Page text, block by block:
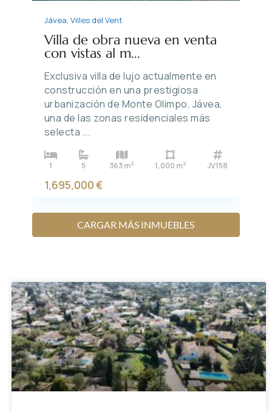
Jávea, Villes del Vent
Villa de obra nueva en venta
con vistas al m...
Exclusiva villa de lujo actualmente en
construcción en una prestigiosa
urbanización de Monte Olimpo, Jávea,
una de las zonas residenciales más
selecta ...
1 5 363 m2 1,000 m2 JV158
1,695,000 €
CARGAR MÁS INMUEBLES